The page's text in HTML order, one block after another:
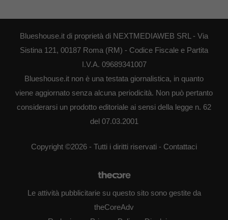
Blueshouse.it di proprietà di NEXTMEDIAWEB SRL - Via
Sistina 121, 00187 Roma (RM) - Codice Fiscale e Partita
I.V.A. 09689341007
Blueshouse.it non è una testata giornalistica, in quanto
viene aggiornato senza alcuna periodicità. Non può pertanto
considerarsi un prodotto editoriale ai sensi della legge n. 62
del 07.03.2001
Copyright ©2026 - Tutti i diritti riservati - Contattaci
Le attività pubblicitarie su questo sito sono gestite da
theCoreAdv